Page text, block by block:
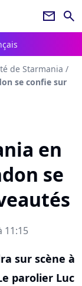
newsletter search
de Starmania /
se confie sur
en
se
11:15
sur scène à
parolier Luc